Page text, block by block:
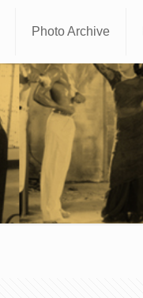
Photo Archive